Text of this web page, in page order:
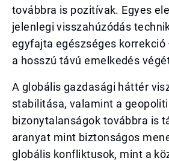
továbbra is pozitívak. Egyes
jelenlegi visszahúzódás
egyfajta egészséges korrekció
a hosszú távú emelkedés
A globális gazdasági háttér
stabilitása, valamint a
bizonytalanságok továbbra is
aranyat mint biztonságos
globális konfliktusok, mint a